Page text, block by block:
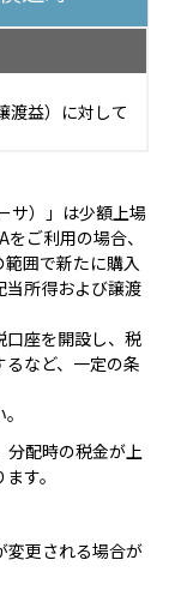
渡益）に対して
サ）」は少額上場
ご利用の場合、
囲で新たに購入
当所得および譲渡
口座を開設し、税
など、一定の条
分配時の税金が上
す。
変更される場合が